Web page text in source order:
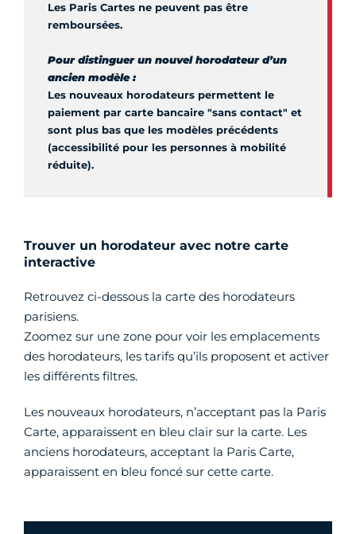
Les Paris Cartes ne peuvent pas être
remboursées.
Pour distinguer un nouvel horodateur d’un
ancien modèle :
Les nouveaux horodateurs permettent le
paiement par carte bancaire "sans contact" et
sont plus bas que les modèles précédents
(accessibilité pour les personnes à mobilité
réduite).
Trouver un horodateur avec notre carte
interactive
Retrouvez ci-dessous la carte des horodateurs
parisiens.
Zoomez sur une zone pour voir les emplacements
des horodateurs, les tarifs qu’ils proposent et activer
les différents filtres.
Les nouveaux horodateurs, n’acceptant pas la Paris
Carte, apparaissent en bleu clair sur la carte. Les
anciens horodateurs, acceptant la Paris Carte,
apparaissent en bleu foncé sur cette carte.